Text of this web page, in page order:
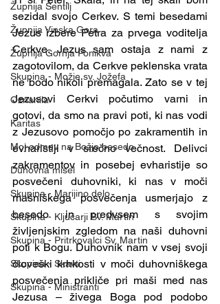
Župnija Šentilj
Župnija Vinska Gora
Župnija Gornja Ponikva
Skupina - Možje sv. Jožefa
Oznanila
Karitas
Moj odmev na Božjo besedo
Duhovna misel
Skupina - Marijino delo
Skupina - Ključarji Sv. Martin
Skupina - Pritrkovalci Sv. Martin
Skupina - Skavti
Skupina - Ministranti
sezidal svojo Cerkev. S temi besedami
Jezus izbere Petra za prvega voditelja
Cerkve. Jezus sam ostaja z nami z
zagotovilom, da Cerkve peklenska vrata
ne bodo nikoli premagala. Zato se v tej
Jezusovi Cerkvi počutimo varni in
gotovi, da smo na pravi poti, ki nas vodi
z Jezusovo pomočjo po zakramentih in
evharistiji v srečno večnost. Delivci
zakramentov in posebej evharistije so
posvečeni duhovniki, ki nas v moči
mašniškega posvečenja usmerjajo z
besedo in predvsem s svojim
življenjskim zgledom na naši duhovni
poti k Bogu. Duhovnik nam v vsej svoji
človeški krhkosti v moči duhovniškega
posvečenja prikliče pri maši med nas
Jezusa – živega Boga pod podobo